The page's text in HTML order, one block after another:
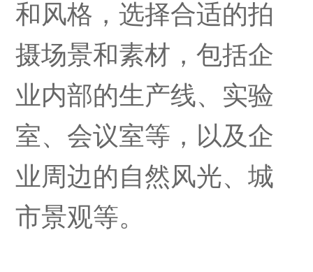
和风格，选择合适的拍
摄场景和素材，包括企
业内部的生产线、实验
室、会议室等，以及企
业周边的自然风光、城
市景观等。